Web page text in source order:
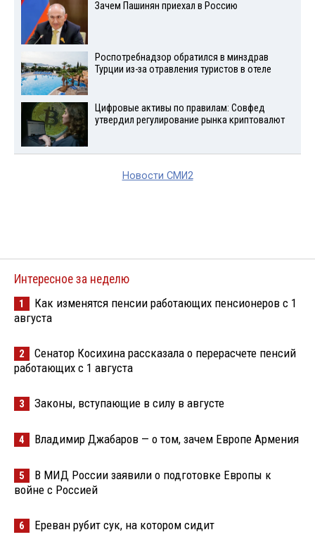
Зачем Пашинян приехал в Россию
Роспотребнадзор обратился в минздрав
Турции из-за отравления туристов в отеле
Цифровые активы по правилам: Совфед
утвердил регулирование рынка криптовалют
Новости СМИ2
Интересное за неделю
1
Как изменятся пенсии работающих пенсионеров с 1
августа
2
Сенатор Косихина рассказала о перерасчете пенсий
работающих с 1 августа
3 Законы, вступающие в силу в августе
4 Владимир Джабаров — о том, зачем Европе Армения
5
В МИД России заявили о подготовке Европы к
войне с Россией
6 Ереван рубит сук, на котором сидит